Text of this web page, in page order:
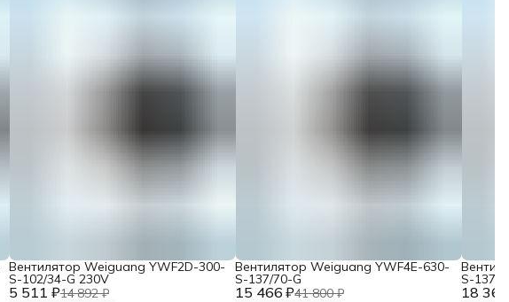
5 511 ₽14 892 ₽
Вентилятор Weiguang YWF2D-300-
S-102/34-G 230V
15 466 ₽41 800 ₽
Вентилятор Weiguang YWF4E-630-
S-137/70-G
18
S-137/